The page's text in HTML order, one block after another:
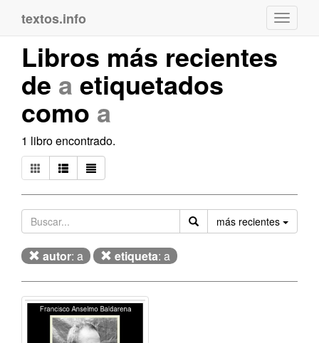
textos.info
Libros más recientes
de a etiquetados
como a
1 libro encontrado.
más recientes
autor: a etiqueta: a